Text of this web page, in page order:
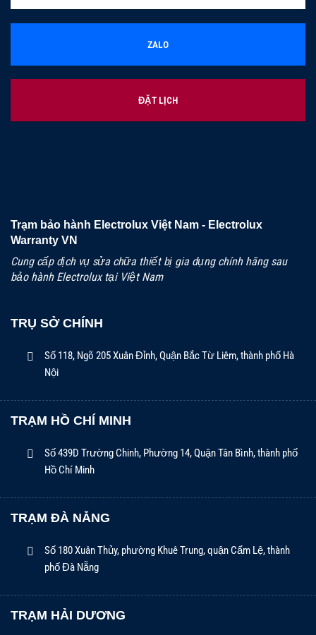
ZALO
ĐẶT LỊCH
Trạm bảo hành Electrolux Việt Nam - Electrolux
Warranty VN
Cung cấp dịch vụ sửa chữa thiết bị gia dụng chính hãng sau
bảo hành Electrolux tại Việt Nam
TRỤ SỞ CHÍNH
Số 118, Ngõ 205 Xuân Đỉnh, Quận Bắc Từ Liêm, thành phố Hà
Nội
TRẠM HỒ CHÍ MINH
Số 439D Trường Chinh, Phường 14, Quận Tân Bình, thành phố
Hồ Chí Minh
TRẠM ĐÀ NẴNG
Số 180 Xuân Thủy, phường Khuê Trung, quận Cẩm Lệ, thành
phố Đà Nẵng
TRẠM HẢI DƯƠNG